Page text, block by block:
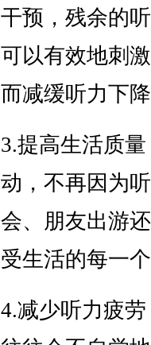
干预，残余的
可以有效地刺
而减缓听力下
3.提高生活质
动，不再因为
会、朋友出游
受生活的每一
4.减少听力疲